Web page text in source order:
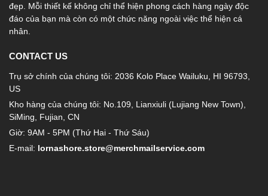
đẹp. Mỗi thiết kế không chỉ thể hiện phong cách hàng ngày độc
đáo của bạn mà còn có một chức năng ngoài việc thể hiện cá
nhân.
CONTACT US
Trụ sở chính của chúng tôi: 2036 Kolo Place Wailuku, HI 96793,
US
Kho hàng của chúng tôi: No.109, Lianxiuli (Lujiang New Town),
SiMing, Fujian, CN
Giờ: 9AM - 5PM (Thứ Hai - Thứ Sáu)
E-mail: lornashore.store@merchmailservice.com